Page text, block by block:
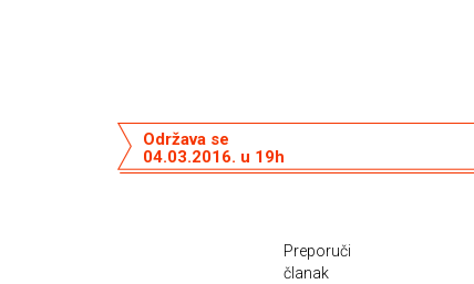
Održava se
04.03.2016. u 19h
Preporuči
članak